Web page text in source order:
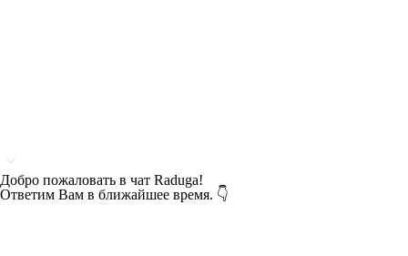
Добро пожаловать в чат Raduga!
Ответим Вам в ближайшее время. 👇